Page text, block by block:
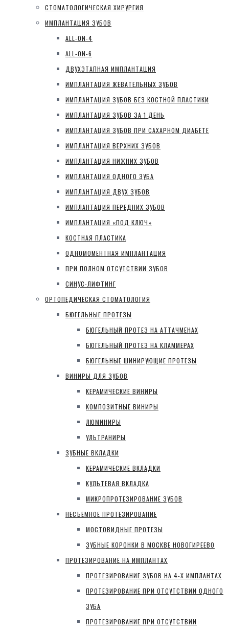
СТОМАТОЛОГИЧЕСКАЯ ХИРУРГИЯ
ИМПЛАНТАЦИЯ ЗУБОВ
ALL-ON-4
ALL-ON-6
ДВУХЭТАПНАЯ ИМПЛАНТАЦИЯ
ИМПЛАНТАЦИЯ ЖЕВАТЕЛЬНЫХ ЗУБОВ
ИМПЛАНТАЦИЯ ЗУБОВ БЕЗ КОСТНОЙ ПЛАСТИКИ
ИМПЛАНТАЦИЯ ЗУБОВ ЗА 1 ДЕНЬ
ИМПЛАНТАЦИЯ ЗУБОВ ПРИ САХАРНОМ ДИАБЕТЕ
ИМПЛАНТАЦИЯ ВЕРХНИХ ЗУБОВ
ИМПЛАНТАЦИЯ НИЖНИХ ЗУБОВ
ИМПЛАНТАЦИЯ ОДНОГО ЗУБА
ИМПЛАНТАЦИЯ ДВУХ ЗУБОВ
ИМПЛАНТАЦИЯ ПЕРЕДНИХ ЗУБОВ
ИМПЛАНТАЦИЯ «ПОД КЛЮЧ»
КОСТНАЯ ПЛАСТИКА
ОДНОМОМЕНТНАЯ ИМПЛАНТАЦИЯ
ПРИ ПОЛНОМ ОТСУТСТВИИ ЗУБОВ
СИНУС-ЛИФТИНГ
ОРТОПЕДИЧЕСКАЯ СТОМАТОЛОГИЯ
БЮГЕЛЬНЫЕ ПРОТЕЗЫ
БЮГЕЛЬНЫЙ ПРОТЕЗ НА АТТАЧМЕНАХ
БЮГЕЛЬНЫЙ ПРОТЕЗ НА КЛАММЕРАХ
БЮГЕЛЬНЫЕ ШИНИРУЮЩИЕ ПРОТЕЗЫ
ВИНИРЫ ДЛЯ ЗУБОВ
КЕРАМИЧЕСКИЕ ВИНИРЫ
КОМПОЗИТНЫЕ ВИНИРЫ
ЛЮМИНИРЫ
УЛЬТРАНИРЫ
ЗУБНЫЕ ВКЛАДКИ
КЕРАМИЧЕСКИЕ ВКЛАДКИ
КУЛЬТЕВАЯ ВКЛАДКА
МИКРОПРОТЕЗИРОВАНИЕ ЗУБОВ
НЕСЪЕМНОЕ ПРОТЕЗИРОВАНИЕ
МОСТОВИДНЫЕ ПРОТЕЗЫ
ЗУБНЫЕ КОРОНКИ В МОСКВЕ НОВОГИРЕЕВО
ПРОТЕЗИРОВАНИЕ НА ИМПЛАНТАХ
ПРОТЕЗИРОВАНИЕ ЗУБОВ НА 4-Х ИМПЛАНТАХ
ПРОТЕЗИРОВАНИЕ ПРИ ОТСУТСТВИИ ОДНОГО
ЗУБА
ПРОТЕЗИРОВАНИЕ ПРИ ОТСУТСТВИИ